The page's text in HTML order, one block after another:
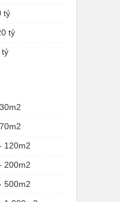
tỷ
tỷ
tỷ
120m2
200m2
500m2